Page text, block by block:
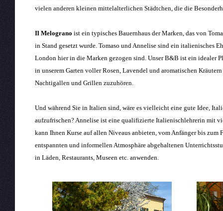
vielen anderen kleinen mittelalterlichen Städtchen, die die
Il Melograno ist ein typisches Bauernhaus der Marken, das von
in Stand gesetzt wurde. Tomaso und Annelise sind ein italienisches
London hier in die Marken gezogen sind. Unser B&B ist ein idealer
in unserem Garten voller Rosen, Lavendel und aromatischen
Nachtigallen und Grillen zuzuhören.
Und während Sie in Italien sind, wäre es vielleicht eine gute Idee,
aufzufrischen? Annelise ist eine qualifizierte Italienischlehrerin mit
kann Ihnen Kurse auf allen Niveaus anbieten, vom Anfänger bis zum
entspannten und informellen Atmosphäre abgehaltenen
in Läden, Restaurants, Museen etc. anwenden.